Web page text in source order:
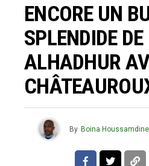
ENCORE UN
SPLENDIDE
ALHADHUR
By Boina Houssamdine